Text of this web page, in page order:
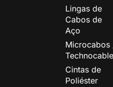
Lingas de
Cabos de
Aço
Microcabos
Cintas de
Poliéster